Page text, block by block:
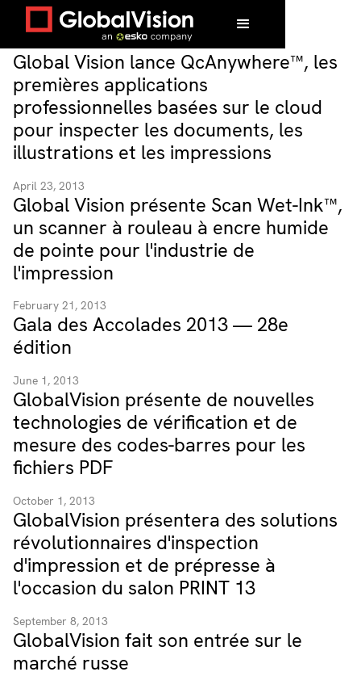
Global Vision lance QcAnywhere™, les
premières applications
professionnelles basées sur le cloud
pour inspecter les documents, les
illustrations et les impressions
April 23, 2013
Global Vision présente Scan Wet-Ink™,
un scanner à rouleau à encre humide
de pointe pour l'industrie de
l'impression
February 21, 2013
Gala des Accolades 2013 — 28e
édition
June 1, 2013
GlobalVision présente de nouvelles
technologies de vérification et de
mesure des codes-barres pour les
fichiers PDF
October 1, 2013
GlobalVision présentera des solutions
révolutionnaires d'inspection
d'impression et de prépresse à
l'occasion du salon PRINT 13
September 8, 2013
GlobalVision fait son entrée sur le
marché russe